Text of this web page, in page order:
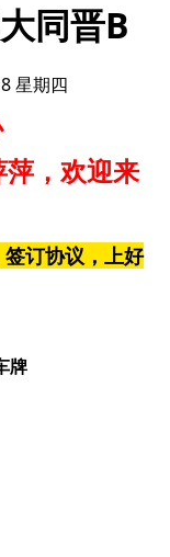
同晋B
星期四
萍 ，欢迎来
订协议，上好
牌